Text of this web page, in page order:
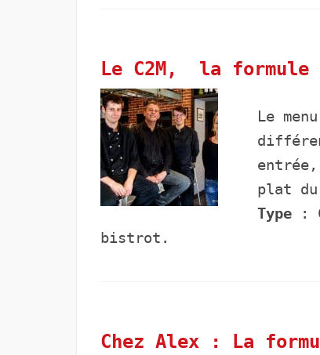
Le C2M, la
Le
plat
Type :
bistrot.
Chez Alex : La